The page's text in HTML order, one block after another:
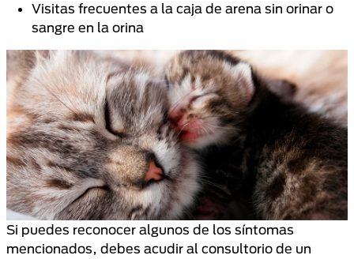
Visitas frecuentes a la caja de arena sin orinar o
sangre en la orina
Si puedes reconocer algunos de los síntomas
mencionados, debes acudir al consultorio de un